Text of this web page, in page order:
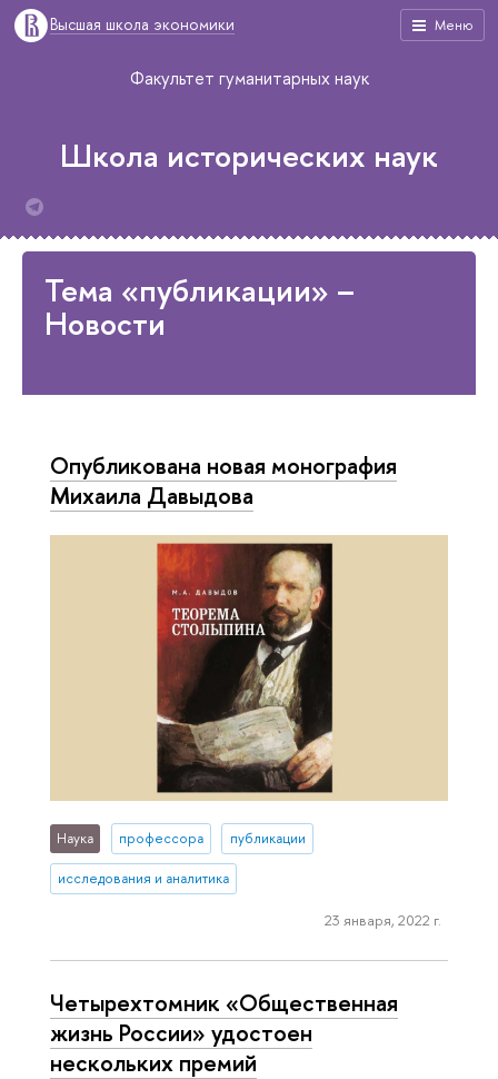
Меню
Высшая школа экономики
Факультет гуманитарных наук
Школа исторических наук
Тема «публикации» –
Новости
Опубликована новая монография
Михаила Давыдова
Наука профессора публикации
исследования и аналитика
23 января, 2022 г.
Четырехтомник «Общественная
жизнь России» удостоен
нескольких премий